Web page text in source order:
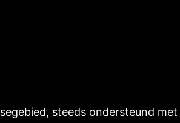
steeds ondersteund met